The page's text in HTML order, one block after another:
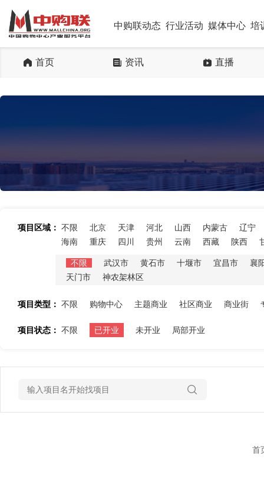
中购联动态 行业活动 媒体中心 培
首页 资讯 直播
项目区域： 不限 北京 天津 河北 山西 内蒙古
辽宁
海南
重庆 四川 贵州 云南 西藏 陕西
不限 武汉市 黄石市 十堰市 宜昌市
襄
天门市
神农架林区
项目类型： 不限 购物中心 主题商业 社区商业 商业街
项目状态： 不限 已开业 未开业 局部开业
首